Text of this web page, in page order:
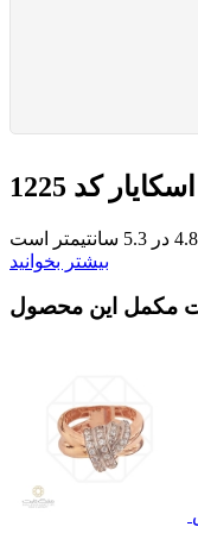
کد 1225
بیشتر بخوانید
مکمل این محصول